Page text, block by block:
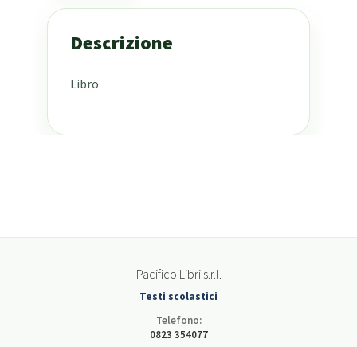
Descrizione
Libro
Pacifico Libri s.r.l.
Testi scolastici
Telefono:
0823 354077